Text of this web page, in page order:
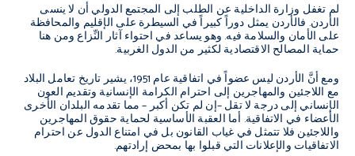
لم تغفل وزارة الداخلية عن الطلب إلى المجتمع الدولي أن لا ينسى
الأردن. فالأردن يمثل دوراً كبيراً في السيطرة على الإقليم والمحافظة
على الأمان والسلامة فيه. وهو يساعد في احتواء آثار النِّزاع ومن هنا
حماية المصالح الاقتصادية لكثير من الدول الغربية.
ومع أنَّ الأردن ليس عضواً في اتفاقية عام 1951، يشير تاريخ تعامل البلاد
مع اللاجئين والمهاجرين إلى احترام الكرامة الإنسانية وتقديم العون
الإنساني إلى درجة لا تقل –إن لم تكن أكبر – مما تقدمه البلدان الأخرى
الأعضاء في الاتفاقية. أما العقبة الأساسية لحماية حقوق المهاجرين
واللاجئين فلا تتمثل في غياب القانون بل في امتناع الدول عن احترام
الاتفاقيات والإعلانات التي قبلوا بها بمحض إرادتهم.